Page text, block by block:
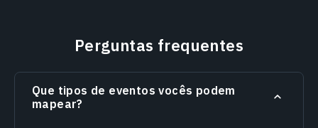
Perguntas frequentes
Que tipos de eventos vocês podem
mapear?